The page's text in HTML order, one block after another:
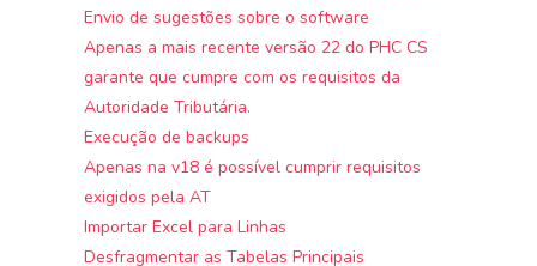
Envio de sugestões sobre o software
Apenas a mais recente versão 22 do PHC CS
garante que cumpre com os requisitos da
Autoridade Tributária.
Execução de backups
Apenas na v18 é possível cumprir requisitos
exigidos pela AT
Importar Excel para Linhas
Desfragmentar as Tabelas Principais